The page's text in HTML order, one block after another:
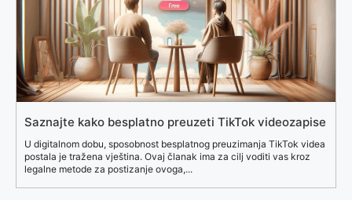
Saznajte kako besplatno preuzeti TikTok videozapise
U digitalnom dobu, sposobnost besplatnog preuzimanja TikTok videa
postala je tražena vještina. Ovaj članak ima za cilj voditi vas kroz
legalne metode za postizanje ovoga,...